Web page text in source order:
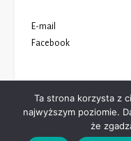
E-mail
Facebook
Ta strona korzysta z
najwyższym poziomie.
że